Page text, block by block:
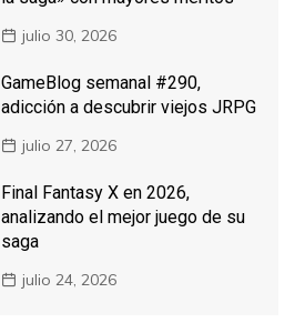
julio 30, 2026
GameBlog semanal #290,
adicción a descubrir viejos JRPG
julio 27, 2026
Final Fantasy X en 2026,
analizando el mejor juego de su
saga
julio 24, 2026